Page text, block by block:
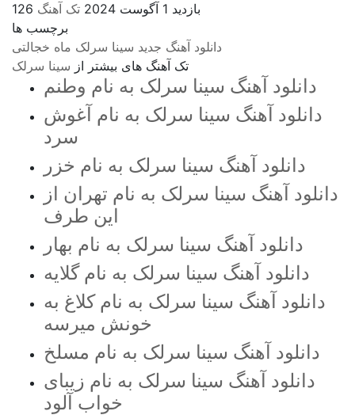
126 بازدید 1 آگوست 2024
تک آهنگ
برچسب ها
دانلود آهنگ جدید سینا سرلک ماه خجالتی
تک آهنگ های بیشتر از سینا سرلک
دانلود آهنگ سینا سرلک به نام وطنم
دانلود آهنگ سینا سرلک به نام آغوش
سرد
دانلود آهنگ سینا سرلک به نام خزر
دانلود آهنگ سینا سرلک به نام تهران از
این طرف
دانلود آهنگ سینا سرلک به نام بهار
دانلود آهنگ سینا سرلک به نام گلایه
دانلود آهنگ سینا سرلک به نام کلاغ به
خونش میرسه
دانلود آهنگ سینا سرلک به نام مسلخ
دانلود آهنگ سینا سرلک به نام زیبای
خواب آلود